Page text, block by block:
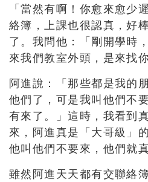
「當然有啊！你愈來愈少
絡簿，上課也很認真，好
了。我問他：「剛開學時
來我們教室外頭，是來找
阿進說：「那些都是我的
他們了，可是我叫他們不
有來了。」這時，我看到
來，阿進真是「大哥級」
他叫他們不要來，他們就
雖然阿進天天都有交聯絡